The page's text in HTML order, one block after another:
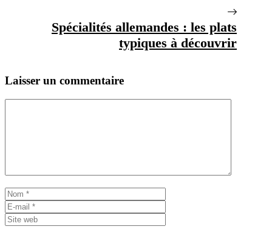
Spécialités allemandes : les plats
typiques à découvrir
Laisser un commentaire
Nom
mail
web